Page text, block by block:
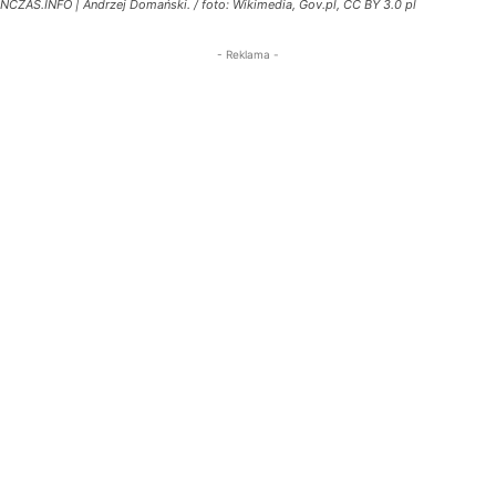
NCZAS.INFO | Andrzej Domański. / foto: Wikimedia, Gov.pl, CC BY 3.0 pl
- Reklama -